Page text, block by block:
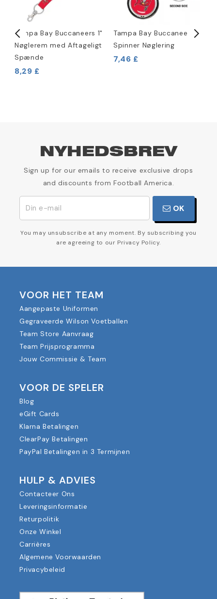
Tampa Bay Buccaneers 1"
Nøglerem med Aftageligt
Spænde
8,29 £
Tampa Bay Buccaneers
Spinner Nøglering
7,46 £
NYHEDSBREV
Sign up for our emails to receive exclusive drops
and discounts from Football America.
OK
You may unsubscribe at any moment. By subscribing you
are agreeing to our Privacy Policy.
VOOR HET TEAM
Aangepaste Uniformen
Gegraveerde Wilson Voetballen
Team Store Aanvraag
Team Prijsprogramma
Jouw Commissie & Team
VOOR DE SPELER
Blog
eGift Cards
Klarna Betalingen
ClearPay Betalingen
PayPal Betalingen in 3 Termijnen
HULP & ADVIES
Contacteer Ons
Leveringsinformatie
Returpolitik
Onze Winkel
Carrières
Algemene Voorwaarden
Privacybeleid